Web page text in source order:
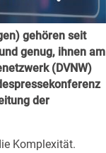
gehören seit
genug, ihnen am
(DVNW)
der
Komplexität.